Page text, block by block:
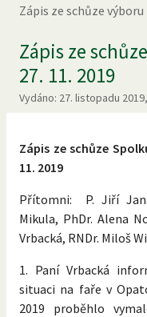
Zápis ze schůze výboru
Zápis ze
27. 11. 2019
Vydáno: 27. listopadu
Zápis ze schůze
11. 2019
Přítomni: P. Jiří
Mikula, PhDr. Alena
Vrbacká, RNDr. Miloš
1. Paní Vrbacká
situaci na faře v
2019 proběhlo